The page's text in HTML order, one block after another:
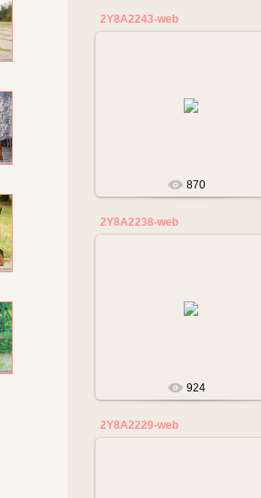
2Y8A2243-web
870
2Y8A2238-web
924
2Y8A2229-web